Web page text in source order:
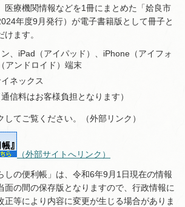
医療機関情報などを1冊にまとめた「姶良市
年度9月発行）が電子書籍版として冊子と
ます。
、iPad（アイパッド）、iPhone（アイフォ
アンドロイド）端末
ネックス
信料はお客様負担となります）
てご覧ください。（外部リンク）
（外部サイトへリンク）
しの便利帳」は、令和6年9月1日現在の情報
面の間の保存版となりますので、行政情報に
正等により内容に変更が生じる場合がありま